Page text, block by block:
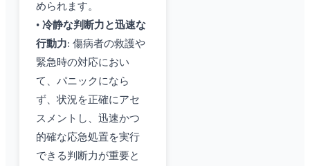
められます。
• 冷静な判断力と迅速な
行動力: 傷病者の救護や
緊急時の対応におい
て、パニックになら
ず、状況を正確にアセ
スメントし、迅速かつ
的確な応急処置を実行
できる判断力が重要と